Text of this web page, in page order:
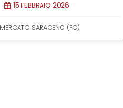
15 FEBBRAIO 2026
MERCATO SARACENO (FC)